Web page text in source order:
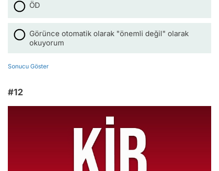
ÖD
Görünce otomatik olarak "önemli değil" olarak
okuyorum
Sonucu Göster
#12